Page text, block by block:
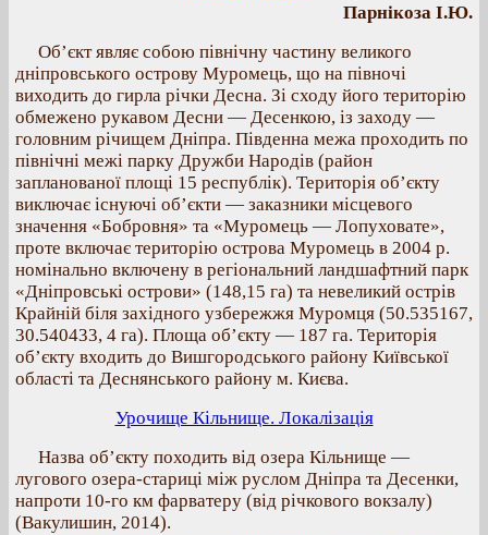
Парнікоза І.Ю.
Об’єкт являє собою північну частину великого
дніпровського острову Муромець, що на півночі
виходить до гирла річки Десна. Зі сходу його територію
обмежено рукавом Десни — Десенкою, із заходу —
головним річищем Дніпра. Південна межа проходить по
північні межі парку Дружби Народів (район
запланованої площі 15 республік). Територія об’єкту
виключає існуючі об’єкти — заказники місцевого
значення «Бобровня» та «Муромець — Лопуховате»,
проте включає територію острова Муромець в 2004 р.
номінально включену в регіональний ландшафтний парк
«Дніпровські острови» (148,15 га) та невеликий острів
Крайній біля західного узбережжя Муромця (50.535167,
30.540433, 4 га). Площа об’єкту — 187 га. Територія
об’єкту входить до Вишгородського району Київської
області та Деснянського району м. Києва.
Урочище Кільнище. Локалізація
Назва об’єкту походить від озера Кільнище —
лугового озера-стариці між руслом Дніпра та Десенки,
напроти 10-го км фарватеру (від річкового вокзалу)
(Вакулишин, 2014).